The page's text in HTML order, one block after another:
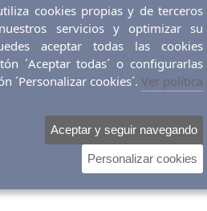
ticmedia.es
cookies propias y de terceros
servicios y optimizar su
aceptar todas las cookies
´Aceptar todas´ o configurarlas
´Personalizar cookies´. Ver política
Aceptar y seguir navegando
Personalizar cookies